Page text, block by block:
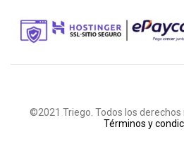
©2021 Triego. Todos los derechos
Términos y